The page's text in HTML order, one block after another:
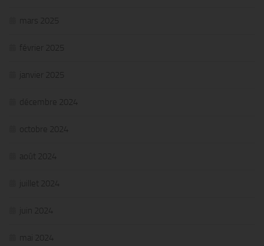
mars 2025
février 2025
janvier 2025
décembre 2024
octobre 2024
août 2024
juillet 2024
juin 2024
mai 2024